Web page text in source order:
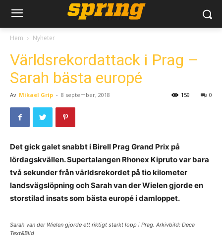
Hem Nyheter
Världsrekordattack i Prag –
Sarah bästa europé
Av Mikael Grip - 8 september, 2018 0
159
Det gick galet snabbt i Birell Prag Grand Prix på
lördagskvällen. Supertalangen Rhonex Kipruto var bara
två sekunder från världsrekordet på tio kilometer
landsvägslöpning och Sarah van der Wielen gjorde en
storstilad insats som bästa europé i damloppet.
Sarah van der Wielen gjorde ett riktigt starkt lopp i Prag. Arkivbild: Deca
Text&Bild